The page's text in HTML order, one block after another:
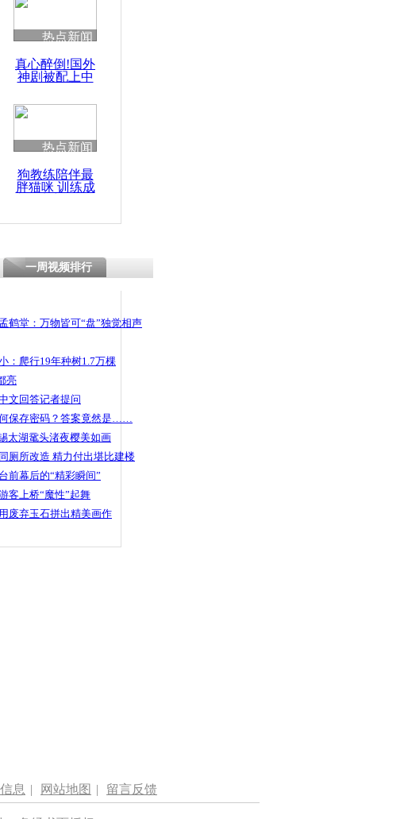
热点新闻
真心醉倒!国外
神剧被配上中
热点新闻
狗教练陪伴最
胖猫咪 训练成
一周视频排行
鹤堂：万物皆可“盘”独觉相声
：爬行19年种树1.7万棵
亮
文回答记者提问
保存密码？答案竟然是……
太湖鼋头渚夜樱美如画
厕所改造 精力付出堪比建楼
前幕后的“精彩瞬间”
客上桥“魔性”起舞
废弃玉石拼出精美画作
息 | 网站地图 | 留言反馈